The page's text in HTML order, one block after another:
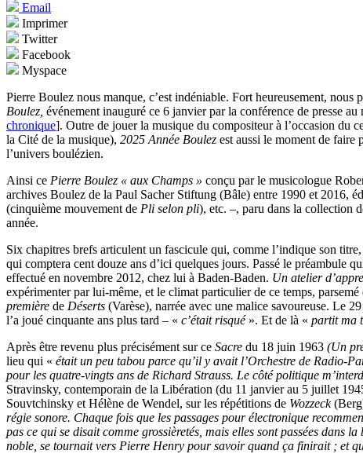
Email
Imprimer
Twitter
Facebook
Myspace
Pierre Boulez nous manque, c’est indéniable. Fort heureusement, nous
Boulez, événement inauguré ce 6 janvier par la conférence de presse
chronique]. Outre de jouer la musique du compositeur à l’occasion du
la Cité de la musique), 2025 Année Boulez est aussi le moment de faire
l’univers boulézien.
Ainsi ce Pierre Boulez « aux Champs » conçu par le musicologue
archives Boulez de la Paul Sacher Stiftung (Bâle) entre 1990 et 2016,
(cinquième mouvement de Pli selon pli), etc. –, paru dans la collection
année.
Six chapitres brefs articulent un fascicule qui, comme l’indique son
qui comptera cent douze ans d’ici quelques jours. Passé le préambule
effectué en novembre 2012, chez lui à Baden-Baden. Un atelier
expérimenter par lui-même, et le climat particulier de ce temps, parsemé
première de Déserts (Varèse), narrée avec une malice savoureuse. Le
l’a joué cinquante ans plus tard – « c’était risqué». Et de là « partit ma
Après être revenu plus précisément sur ce Sacre du 18 juin 1963 (Un
lieu qui « était un peu tabou parce qu’il y avait l’Orchestre de Radio-
pour les quatre-vingts ans de Richard Strauss. Le côté politique
Stravinsky, contemporain de la Libération (du 11 janvier au 5 juillet
Souvtchinsky et Hélène de Wendel, sur les répétitions de Wozzeck
régie sonore. Chaque fois que les passages pour électronique
pas ce qui se disait comme grossièretés, mais elles sont passées dans
noble, se tournait vers Pierre Henry pour savoir quand ça finirait ; et